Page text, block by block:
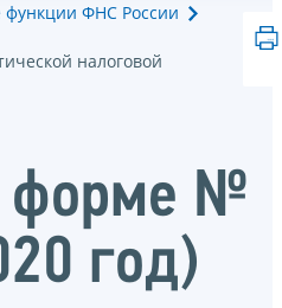
ФНС России
налоговой
форме №
год)